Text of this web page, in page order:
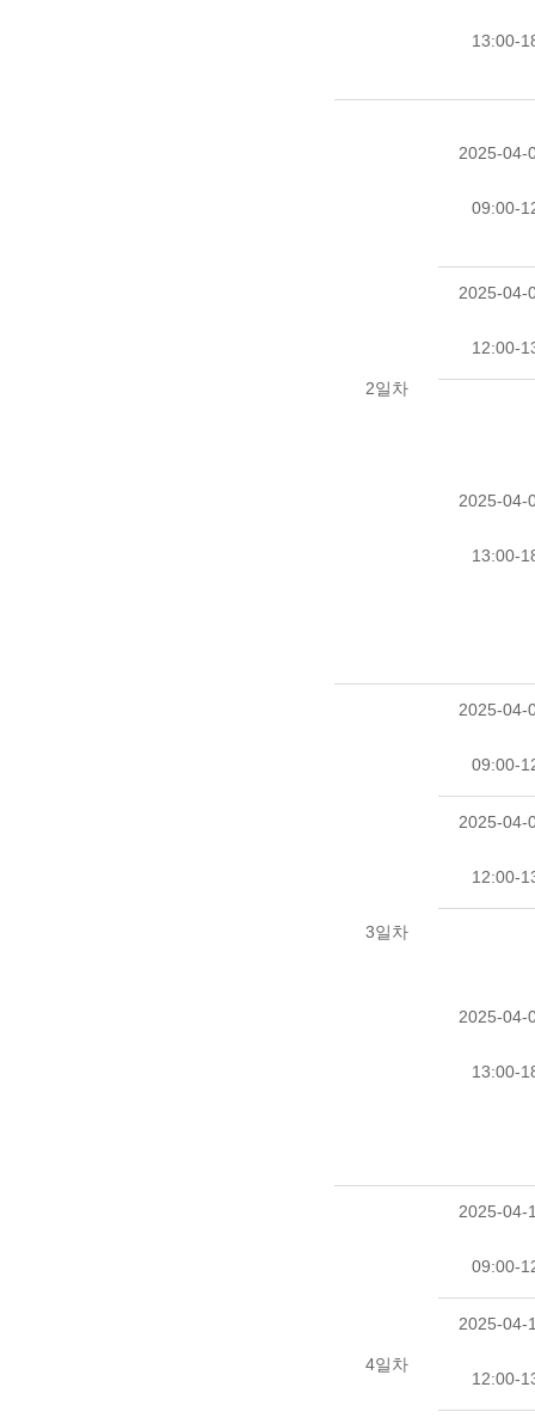
13:00-
2일차
2025-04-
09:00-
2025-04-
12:00-
2025-04-
13:00-
3일차
2025-04-
09:00-
2025-04-
12:00-
2025-04-
13:00-
4일차
2025-04-
09:00-
2025-04-
12:00-